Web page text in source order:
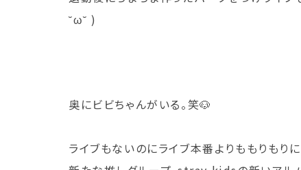
˘ω˘ )
奥にビビちゃんがいる。笑🐶
ライブもないのにライブ本番よりももりもり